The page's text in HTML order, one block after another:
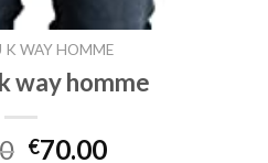
K WAY HOMME
way homme
€70.00